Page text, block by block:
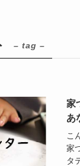
– tag –
家
あ
こ
家
タ